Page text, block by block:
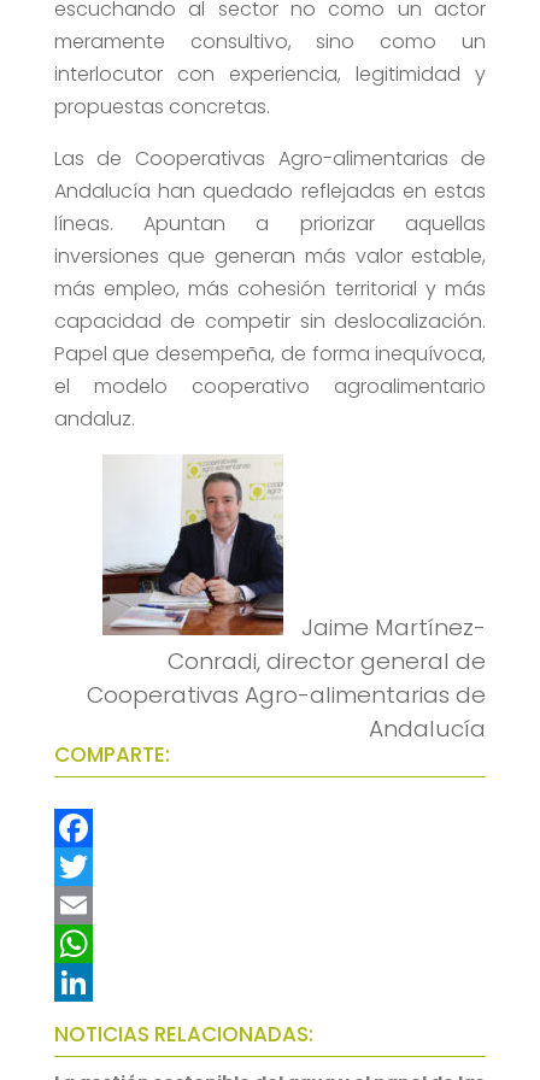
escuchando al sector no como un actor
meramente consultivo, sino como un
interlocutor con experiencia, legitimidad y
propuestas concretas.
Las de Cooperativas Agro-alimentarias de
Andalucía han quedado reflejadas en estas
líneas. Apuntan a priorizar aquellas
inversiones que generan más valor estable,
más empleo, más cohesión territorial y más
capacidad de competir sin deslocalización.
Papel que desempeña, de forma inequívoca,
el modelo cooperativo agroalimentario
andaluz.
Jaime Martínez-
Conradi, director general de
Cooperativas Agro-alimentarias de
Andalucía
COMPARTE:
F
a
c
e
b
o
T
w
t
t
E
m
a
i
W
h
a
L
i
NOTICIAS RELACIONADAS: